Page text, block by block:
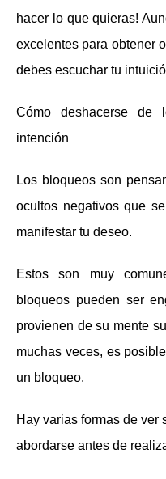
hacer lo que quieras!
excelentes para obtener
debes escuchar tu
Cómo deshacerse
intención
Los bloqueos son
ocultos negativos que
manifestar tu deseo.
Estos son muy
bloqueos pueden ser
provienen de su mente
muchas veces, es
un bloqueo.
Hay varias formas de ver
abordarse antes de